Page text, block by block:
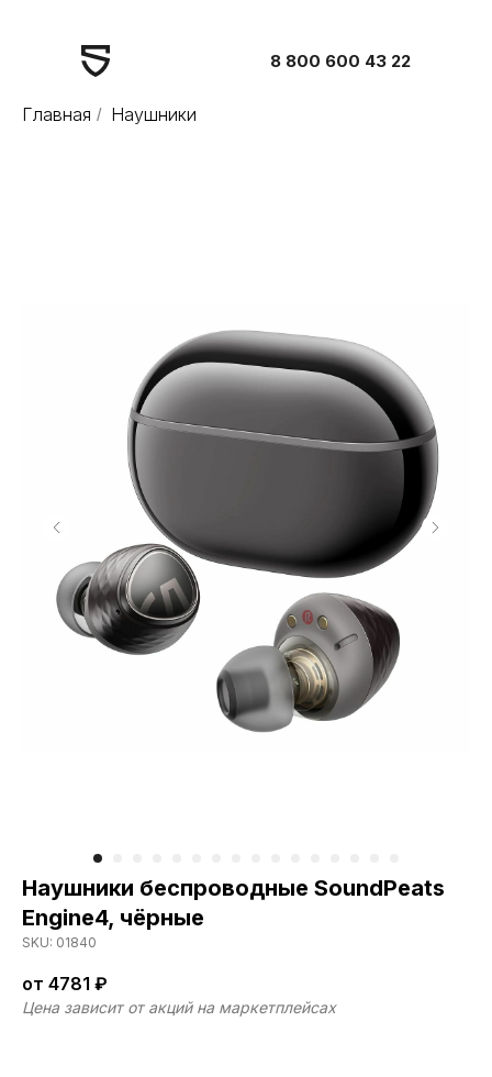
8 800 600 43 22
Главная / Наушники
Hаушники беспроводные SoundPeats
Engine4, чёрные
SKU: 01840
от 4781 ₽
Цена зависит от акций на маркетплейсах
Каталог